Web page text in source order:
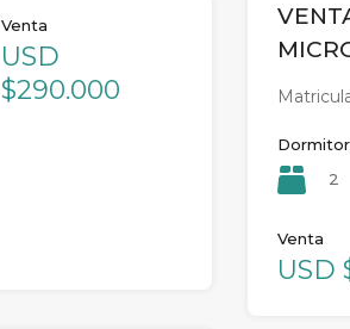
Venta
USD
$290.000
2
Venta
USD